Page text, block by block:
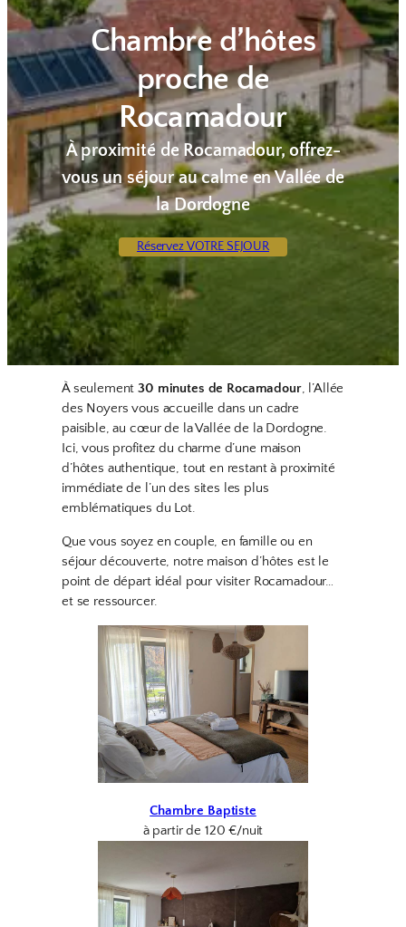
Chambre d’hôtes
proche de
Rocamadour
À proximité de Rocamadour, offrez-
vous un séjour au calme en Vallée de
la Dordogne
Réservez VOTRE SEJOUR
À seulement30 minutes de Rocamadour, l’Allée
des Noyers vous accueille dans un cadre
paisible, au cœur de la Vallée de la Dordogne.
Ici, vous profitez du charme d’une maison
d’hôtes authentique, tout en restant à proximité
immédiate de l’un des sites les plus
emblématiques du Lot.
Que vous soyez en couple, en famille ou en
séjour découverte, notre maison d’hôtes est le
point de départ idéal pour visiter Rocamadour…
et se ressourcer.
Chambre Baptiste
à partir de 120 €/nuit